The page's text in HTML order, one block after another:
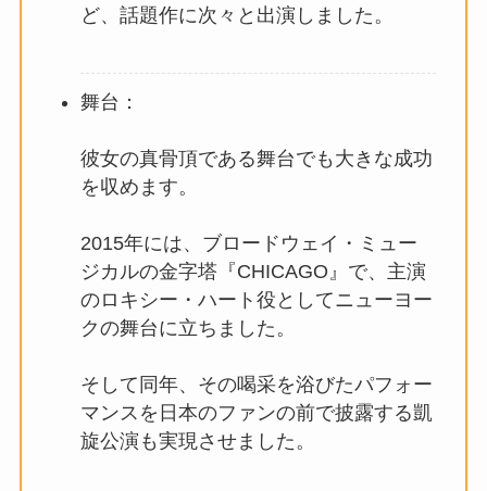
ど、話題作に次々と出演しました。
舞台：
彼女の真骨頂である舞台でも大きな成功
を収めます。
2015年には、ブロードウェイ・ミュー
ジカルの金字塔『CHICAGO』で、主演
のロキシー・ハート役としてニューヨー
クの舞台に立ちました。
そして同年、その喝采を浴びたパフォー
マンスを日本のファンの前で披露する凱
旋公演も実現させました。